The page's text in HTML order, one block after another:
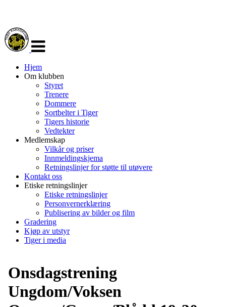
navigasjon
Hjem
Om klubben
Styret
Trenere
Dommere
Sortbelter i Tiger
Tigers historie
Vedtekter
Medlemskap
Vilkår og priser
Innmeldingskjema
Retningslinjer for støtte til utøvere
Kontakt oss
Etiske retningslinjer
Etiske retningslinjer
Personvernerklæring
Publisering av bilder og film
Gradering
Kjøp av utstyr
Tiger i media
Onsdagstrening
Ungdom/Voksen